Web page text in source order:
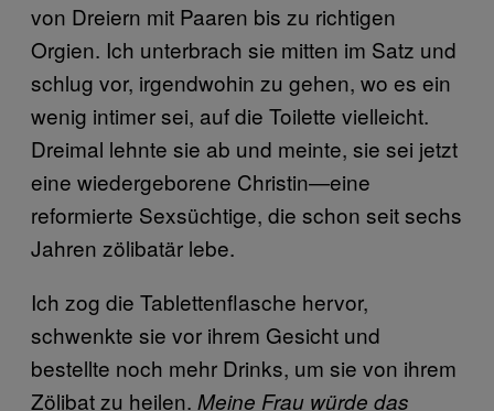
von Dreiern mit Paaren bis zu richtigen
Orgien. Ich unterbrach sie mitten im Satz und
schlug vor, irgendwohin zu gehen, wo es ein
wenig intimer sei, auf die Toilette vielleicht.
Dreimal lehnte sie ab und meinte, sie sei jetzt
eine wiedergeborene Christin—eine
reformierte Sexsüchtige, die schon seit sechs
Jahren zölibatär lebe.
Ich zog die Tablettenflasche hervor,
schwenkte sie vor ihrem Gesicht und
bestellte noch mehr Drinks, um sie von ihrem
Zölibat zu heilen. Meine Frau würde das